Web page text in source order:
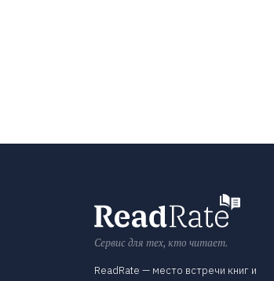
Сервис для тех, кто читает.
ReadRate — место встречи книг и